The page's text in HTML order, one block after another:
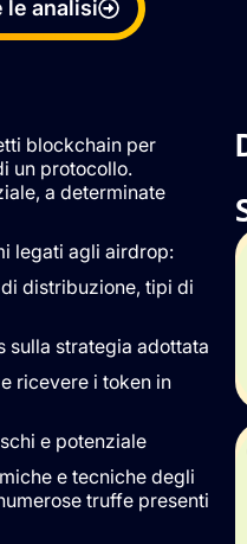
le analisi
blockchain per
un protocollo.
a determinate
legati agli airdrop:
distribuzione, tipi di
sulla strategia adottata
ricevere i token in
e potenziale
e tecniche degli
truffe presenti